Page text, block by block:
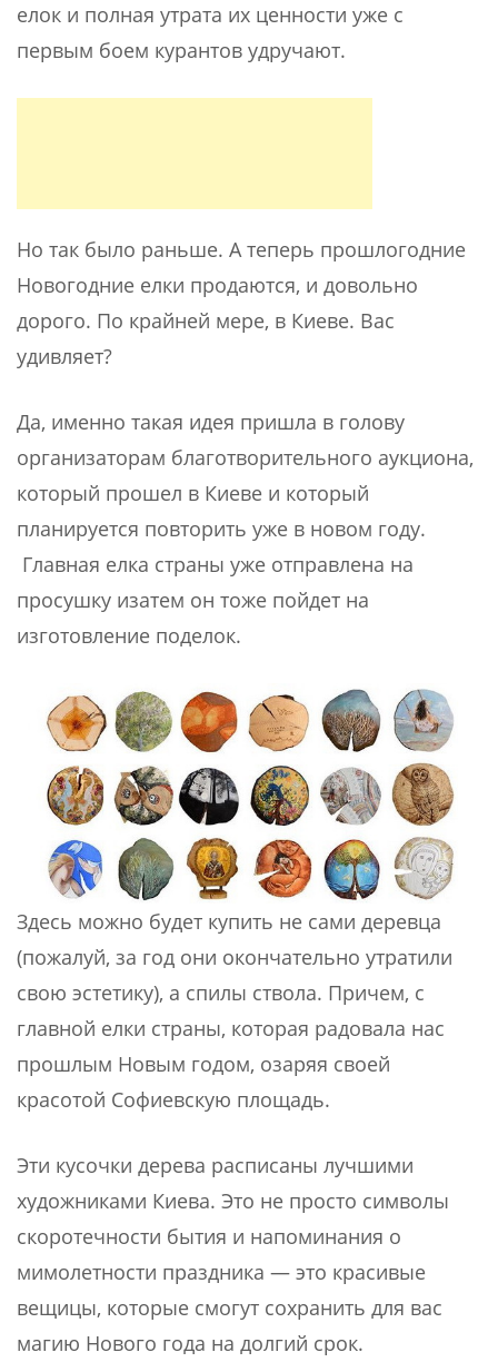
елок и полная утрата их ценности уже с
первым боем курантов удручают.
Но так было раньше. А теперь прошлогодние
Новогодние елки продаются, и довольно
дорого. По крайней мере, в Киеве. Вас
удивляет?
Да, именно такая идея пришла в голову
организаторам благотворительного аукциона,
который прошел в Киеве и который
планируется повторить уже в новом году.
Главная елка страны уже отправлена на
просушку изатем он тоже пойдет на
изготовление поделок.
Здесь можно будет купить не сами деревца
(пожалуй, за год они окончательно утратили
свою эстетику), а спилы ствола. Причем, с
главной елки страны, которая радовала нас
прошлым Новым годом, озаряя своей
красотой Софиевскую площадь.
Эти кусочки дерева расписаны лучшими
художниками Киева. Это не просто символы
скоротечности бытия и напоминания о
мимолетности праздника — это красивые
вещицы, которые смогут сохранить для вас
магию Нового года на долгий срок.